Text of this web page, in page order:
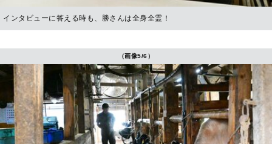
インタビューに答える時も、勝さんは全身全霊！
（画像5/6）